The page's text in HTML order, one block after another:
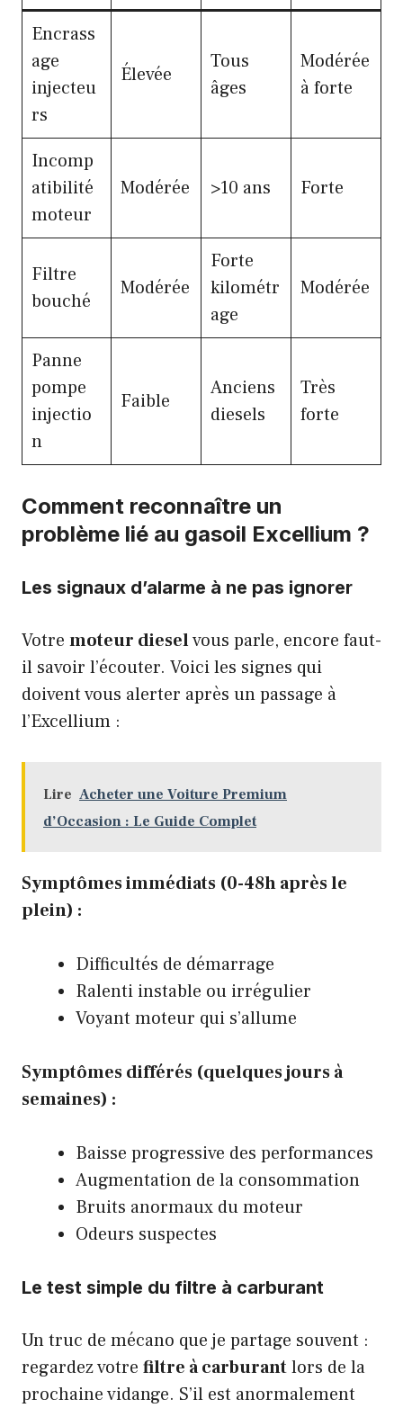
Encrass
age
injecteu
rs
Élevée
Tous
âges
Modérée
à forte
Incomp
atibilité
moteur
Modérée >10 ans Forte
Filtre
bouché
Modérée
Forte
kilométr
age
Modérée
Panne
pompe
injectio
n
Faible
Anciens
diesels
Très
forte
Comment reconnaître un
problème lié au gasoil Excellium ?
Les signaux d’alarme à ne pas ignorer
Votre moteur dieselvous parle, encore faut-
il savoir l’écouter. Voici les signes qui
doivent vous alerter après un passage à
l’Excellium :
Lire Acheter une Voiture Premium
d’Occasion : Le Guide Complet
Symptômes immédiats (0-48h après le
plein) :
Difficultés de démarrage
Ralenti instable ou irrégulier
Voyant moteur qui s’allume
Symptômes différés (quelques jours à
semaines) :
Baisse progressive des performances
Augmentation de la consommation
Bruits anormaux du moteur
Odeurs suspectes
Le test simple du filtre à carburant
Un truc de mécano que je partage souvent :
regardez votre filtre à carburantlors de la
prochaine vidange. S’il est anormalement